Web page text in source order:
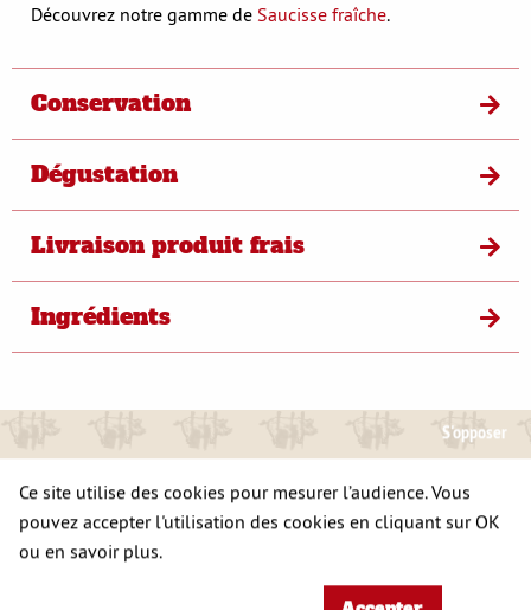
Découvrez notre gamme de Saucisse fraîche.
Conservation
Dégustation
Livraison produit frais
Ingrédients
A DÉCOUVRIR
ÉGALEMENT
Ce site utilise des cookies pour mesurer l’audience. Vous
pouvez accepter l'utilisation des cookies en cliquant sur OK
ou en savoir plus.
S'opposer